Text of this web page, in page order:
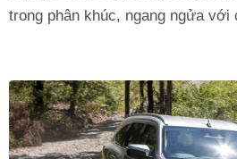
trong phân khúc, ngang ngửa với